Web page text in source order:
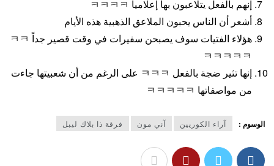
إنهم بالفعل يتلاعبون بها إعلامياً ㅋㅋㅋㅋ
أشعر أن الناس يحبون الملاعق الذهبية هذه الأيام
هؤلاء الفتيات سوف يصبحن سفيرات في وقت قصير جداً ㅋㅋ
ㅋㅋㅋㅋㅋ
إنها تثير ضجة بالفعل ㅋㅋㅋ على الرغم من أن شعبيتها جاءت
من مواصفاتها ㅋㅋㅋㅋㅋ
الوسوم : آراء الكوريين آني مون فرقة ذا بلاك ليبل